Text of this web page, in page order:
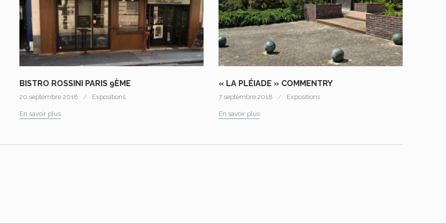
BISTRO ROSSINI PARIS 9ÈME
20 septembre 2018 Expositions
En savoir plus
« LA PLÉIADE » COMMENTRY
7 septembre 2018 Expositions
En savoir plus